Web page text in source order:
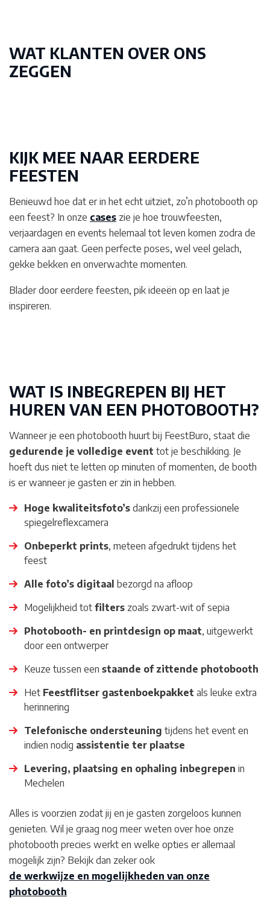
WAT KLANTEN OVER ONS
ZEGGEN
KIJK MEE NAAR EERDERE
FEESTEN
Benieuwd hoe dat er in het echt uitziet, zo’n photobooth op
een feest? In onze cases zie je hoe trouwfeesten,
verjaardagen en events helemaal tot leven komen zodra de
camera aan gaat. Geen perfecte poses, wel veel gelach,
gekke bekken en onverwachte momenten.
Blader door eerdere feesten, pik ideeën op en laat je
inspireren.
WAT IS INBEGREPEN BIJ HET
HUREN VAN EEN PHOTOBOOTH?
Wanneer je een photobooth huurt bij FeestBuro, staat die
gedurende je volledige event tot je beschikking. Je
hoeft dus niet te letten op minuten of momenten, de booth
is er wanneer je gasten er zin in hebben.
Hoge kwaliteitsfoto’s dankzij een professionele
spiegelreflexcamera
Onbeperkt prints, meteen afgedrukt tijdens het
feest
Alle foto’s digitaal bezorgd na afloop
Mogelijkheid tot filters zoals zwart-wit of sepia
Photobooth- en printdesign op maat, uitgewerkt
door een ontwerper
Keuze tussen een staande of zittende photobooth
Het Feestflitser gastenboekpakket als leuke extra
herinnering
Telefonische ondersteuning tijdens het event en
indien nodig assistentie ter plaatse
Levering, plaatsing en ophaling inbegrepen in
Mechelen
Alles is voorzien zodat jij en je gasten zorgeloos kunnen
genieten. Wil je graag nog meer weten over hoe onze
photobooth precies werkt en welke opties er allemaal
mogelijk zijn? Bekijk dan zeker ook
de werkwijze en mogelijkheden van onze
photobooth